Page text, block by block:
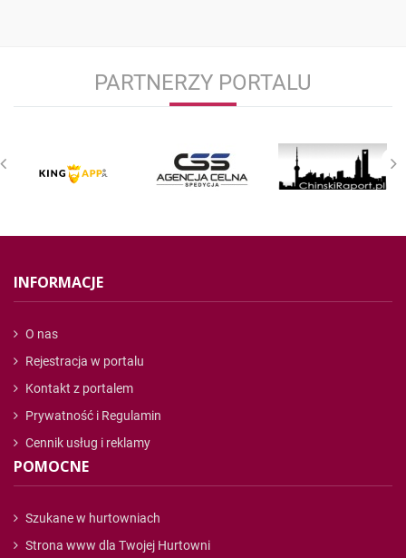
PARTNERZY PORTALU
INFORMACJE
O nas
Rejestracja w portalu
Kontakt z portalem
Prywatność i Regulamin
Cennik usług i reklamy
POMOCNE
Szukane w hurtowniach
Strona www dla Twojej Hurtowni